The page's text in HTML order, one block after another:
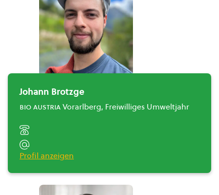
Johann Brotzge
bio austriaVorarlberg, Freiwilliges Umweltjahr
Profil anzeigen